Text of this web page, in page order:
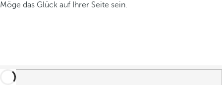
Möge das Glück auf Ihrer Seite sein.